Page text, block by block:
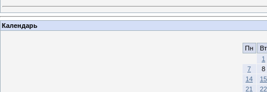
Календарь
Пн
Вт
1
7
8
14
15
21
22